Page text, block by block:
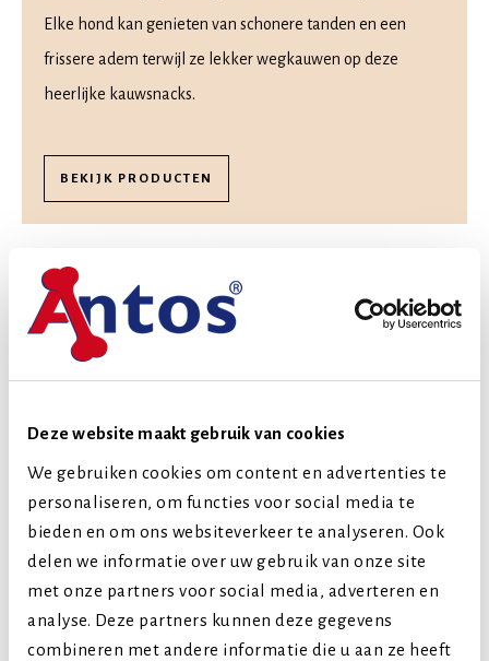
Deze website maakt gebruik van cookies
We gebruiken cookies om content en advertenties te
personaliseren, om functies voor social media te
bieden en om ons websiteverkeer te analyseren. Ook
delen we informatie over uw gebruik van onze site
met onze partners voor social media, adverteren en
analyse. Deze partners kunnen deze gegevens
combineren met andere informatie die u aan ze heeft
Elke hond kan genieten van schonere tanden en een
frissere adem terwijl ze lekker wegkauwen op deze
heerlijke kauwsnacks.
BEKIJK PRODUCTEN